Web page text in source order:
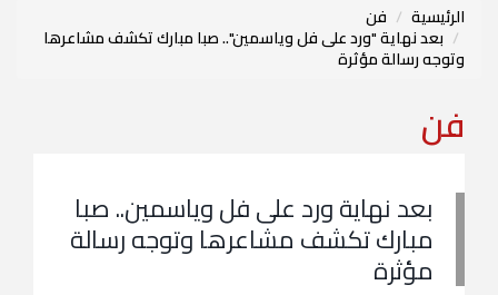
الرئيسية فن
بعد نهاية "ورد على فل وياسمين".. صبا مبارك تكشف مشاعرها
وتوجه رسالة مؤثرة
فن
بعد نهاية ورد على فل وياسمين.. صبا
مبارك تكشف مشاعرها وتوجه رسالة
مؤثرة